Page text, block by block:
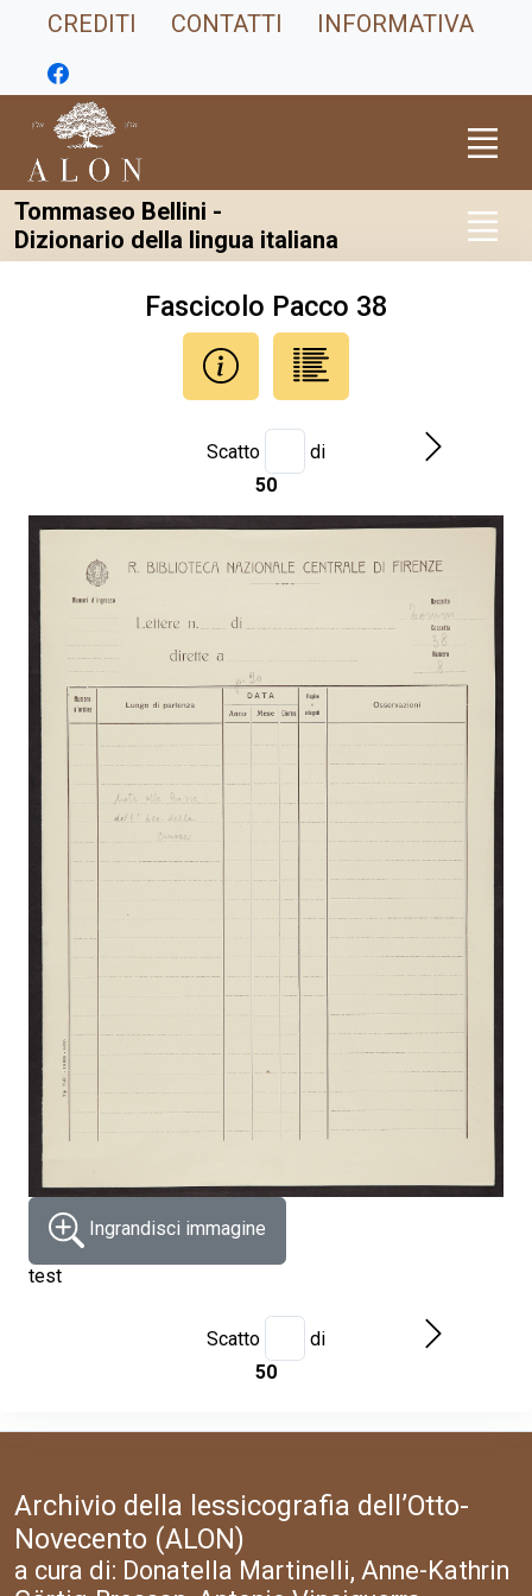
CREDITI CONTATTI INFORMATIVA
Tommaseo Bellini -
Dizionario della lingua italiana
Fascicolo Pacco 38
Scatto
di
50
Ingrandisci immagine
test
Scatto
di
50
Archivio della lessicografia dell’Otto-
Novecento (ALON)
a cura di: Donatella Martinelli, Anne-Kathrin